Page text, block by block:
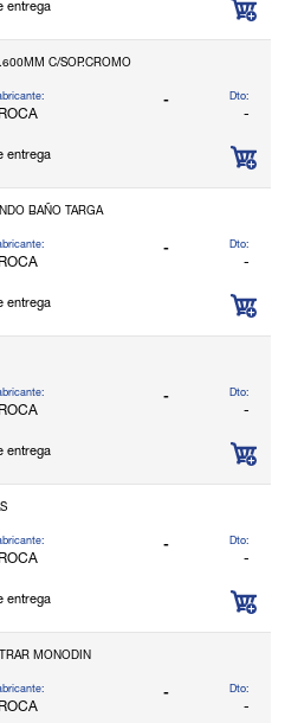
entrega
C/SOP.CROMO
ROCA
- Dto:
-
entrega
BAÑO TARGA
ROCA
- Dto:
-
entrega
ROCA
- Dto:
-
entrega
ROCA
- Dto:
-
entrega
MONODIN
ROCA
- Dto:
-